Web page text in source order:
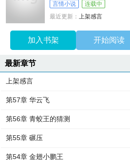
言情小说
连载中
最近更新：上架感言
加入书架 开始阅读
最新章节
上架感言
第57章 华云飞
第56章 青蛟王的猜测
第55章 碾压
第54章 金翅小鹏王